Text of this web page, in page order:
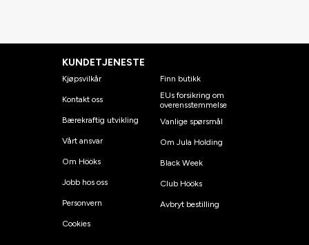
KUNDETJENESTE
Kjøpsvilkår
Kontakt oss
Bærekraftig utvikling
Vårt ansvar
Om Hööks
Jobb hos oss
Personvern
Cookies
Finn butikk
EUs forsikring om
overensstemmelse
Vanlige spørsmål
Om Jula Holding
Black Week
Club Hööks
Avbryt bestilling